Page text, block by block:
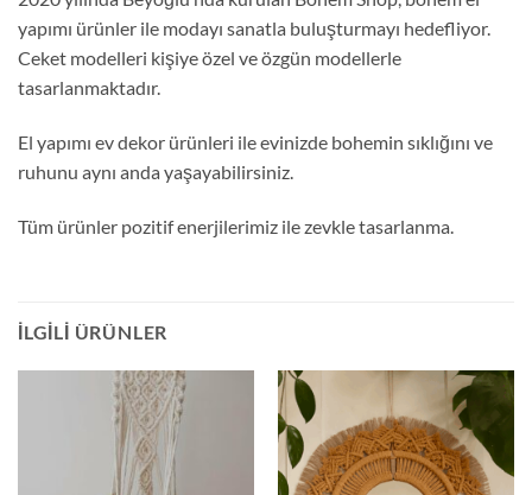
yapımı ürünler ile modayı sanatla buluşturmayı hedefliyor.
Ceket modelleri kişiye özel ve özgün modellerle
tasarlanmaktadır.
El yapımı ev dekor ürünleri ile evinizde bohemin sıklığını ve
ruhunu aynı anda yaşayabilirsiniz.
Tüm ürünler pozitif enerjilerimiz ile zevkle tasarlanma.
İLGILI ÜRÜNLER